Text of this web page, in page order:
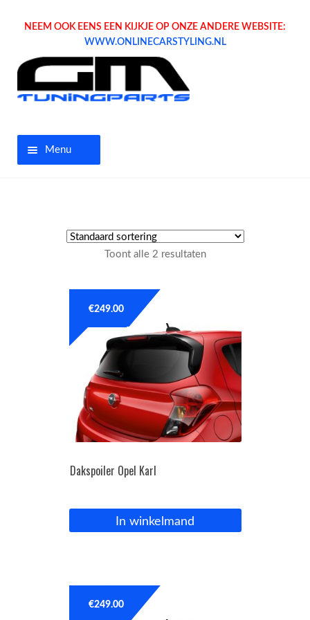
NEEM OOK EENS EEN KIJKJE OP ONZE ANDERE WEBSITE:
WWW.ONLINECARSTYLING.NL
Menu
Tuning parts
OPC Line
Bedrijfswagen parts
Inloggen / Registreren
Toont alle 2 resultaten
Dakspoiler Opel Karl
€249.00
In winkelmand
€249.00